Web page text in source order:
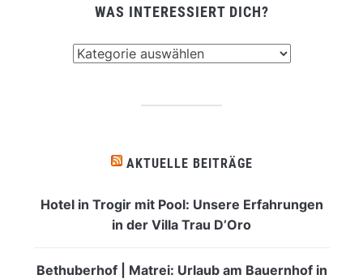
WAS INTERESSIERT DICH?
AKTUELLE BEITRÄGE
Hotel in Trogir mit Pool: Unsere Erfahrungen
in der Villa Trau D’Oro
Bethuberhof | Matrei: Urlaub am Bauernhof in